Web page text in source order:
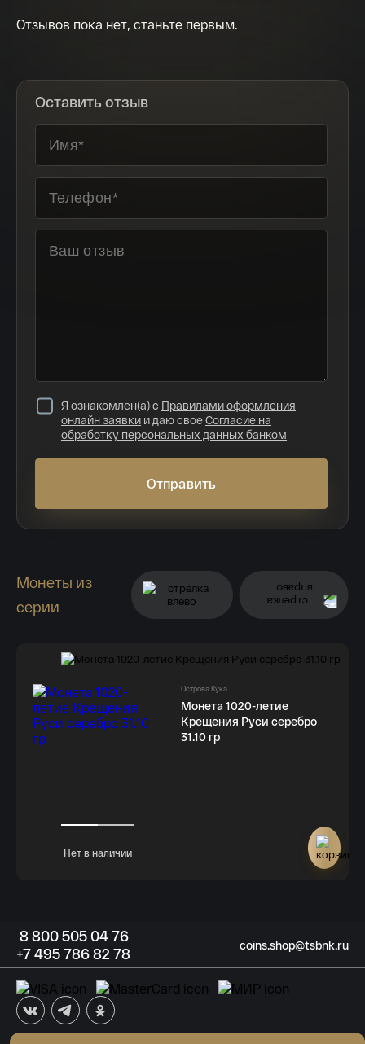
Отзывов пока нет, станьте первым.
Оставить отзыв
Я ознакомлен(а) с Правилами оформления
онлайн заявки и даю своеСогласие на
обработку персональных данных банком
Отправить
Монеты из
серии
Нет в наличии
Острова Кука
Монета 1020-летие
Крещения Руси серебро
31.10 гр
8800 50504 76
+7495 78682 78 coins.shop@tsbnk.ru